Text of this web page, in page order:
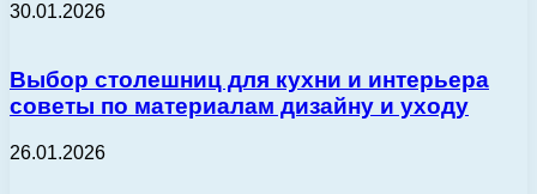
30.01.2026
Выбор столешниц для кухни и интерьера
советы по материалам дизайну и уходу
26.01.2026